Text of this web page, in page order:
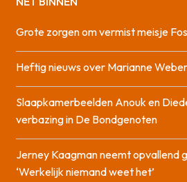
Grote zorgen om vermist meisje
Heftig nieuws over Marianne
Slaapkamerbeelden Anouk en
verbazing in De Bondgenoten
Jerney Kaagman neemt opvallend
‘Werkelijk niemand weet het’